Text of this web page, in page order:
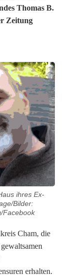
Thomas B.
Zeitung
ihres Ex-
Bilder:
Facebook
Cham, die
erhalten.